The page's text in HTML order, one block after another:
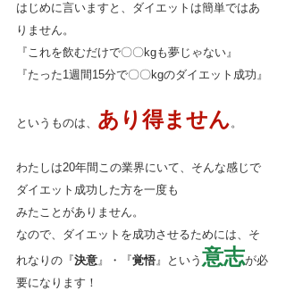
はじめに言いますと、ダイエットは簡単ではあ
りません。
『これを飲むだけで〇〇kgも夢じゃない』
『たった1週間15分で〇〇kgのダイエット成功』
というものは、 あり得ません。
わたしは20年間この業界にいて、そんな感じで
ダイエット成功した方を一度も
みたことがありません。
なので、ダイエットを成功させるためには、そ
れなりの『決意』・『覚悟』という 意志が必
要になります！